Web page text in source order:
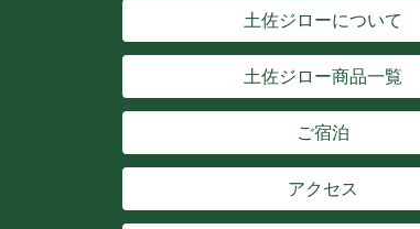
土佐ジローについて
土佐ジロー商品一覧
ご宿泊
アクセス